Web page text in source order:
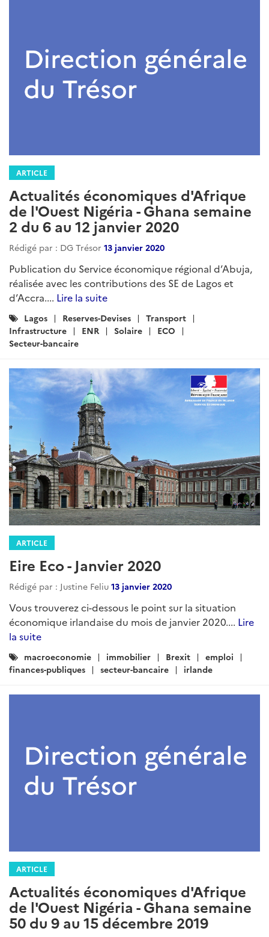
ARTICLE
Actualités économiques d'Afrique
de l'Ouest Nigéria - Ghana semaine
2 du 6 au 12 janvier 2020
Rédigé par : DG Trésor 13 janvier 2020
Publication du Service économique régional d’Abuja,
réalisée avec les contributions des SE de Lagos et
d’Accra.... Lire la suite
Catégories
:
Lagos Reserves-Devises
Transport
Infrastructure
ENR Solaire
ECO
Secteur-bancaire
ARTICLE
Eire Eco - Janvier 2020
Rédigé par : Justine Feliu 13 janvier 2020
Vous trouverez ci-dessous le point sur la situation
économique irlandaise du mois de janvier 2020.... Lire
la suite
Catégories
:
macroeconomie immobilier Brexit
emploi
finances-publiques
secteur-bancaire irlande
ARTICLE
Actualités économiques d'Afrique
de l'Ouest Nigéria - Ghana semaine
50 du 9 au 15 décembre 2019